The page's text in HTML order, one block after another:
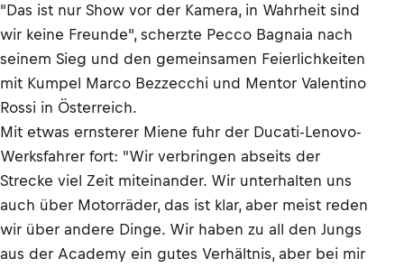
"Das ist nur Show vor der Kamera, in Wahrheit sind
wir keine Freunde", scherzte Pecco Bagnaia nach
seinem Sieg und den gemeinsamen Feierlichkeiten
mit Kumpel Marco Bezzecchi und Mentor Valentino
Rossi in Österreich.
Mit etwas ernsterer Miene fuhr der Ducati-Lenovo-
Werksfahrer fort: "Wir verbringen abseits der
Strecke viel Zeit miteinander. Wir unterhalten uns
auch über Motorräder, das ist klar, aber meist reden
wir über andere Dinge. Wir haben zu all den Jungs
aus der Academy ein gutes Verhältnis, aber bei mir